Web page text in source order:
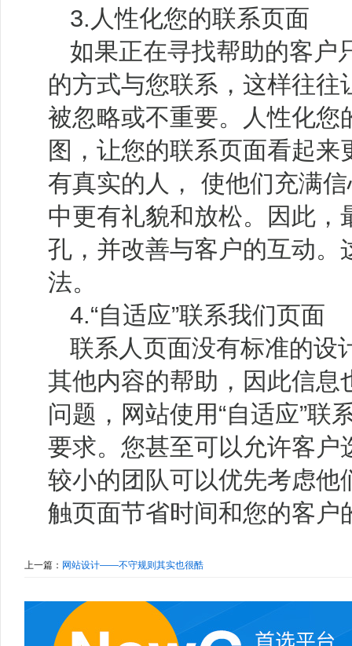
3.人性化您的联系页面
如果正在寻找帮助的客户
的方式与您联系，这样往
被忽略或不重要。人性化您
图，让您的联系页面看起
有真实的人， 使他们充满
中更有礼貌和放松。因此
孔，并改善与客户的互动。
法。
4.“自适应”联系我们页面
联系人页面没有标准的设
其他内容的帮助，因此信
问题，网站使用“自适应”联
要求。您甚至可以允许客
较小的团队可以优先考虑
触页面节省时间和您的客户
上一篇： 网站设计——不守规则其实也很酷